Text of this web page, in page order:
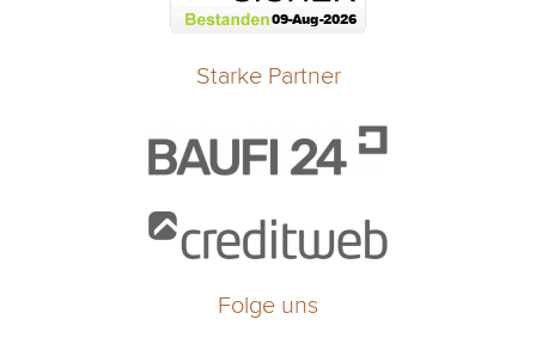
Starke Partner
Folge uns